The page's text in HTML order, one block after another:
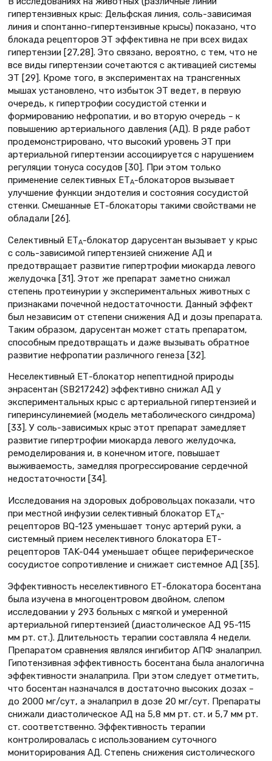
гипертензивных крыс: Дельфская линия, соль-зависимая
линия и спонтанно-гипертензивные крысы) показано, что
блокада рецепторов ЭТ эффективна не при всех видах
гипертензии [27,28]. Это связано, вероятно, с тем, что не
все виды гипертензии сочетаются с активацией системы
ЭТ [29]. Кроме того, в экспериментах на трансгенных
мышах установлено, что избыток ЭТ ведет, в первую
очередь, к гипертрофии сосудистой стенки и
формированию нефропатии, и во вторую очередь – к
повышению артериального давления (АД). В ряде работ
продемонстрировано, что высокий уровень ЭТ при
артериальной гипертензии ассоциируется с нарушением
регуляции тонуса сосудов [30]. При этом только
применение селективных ЕТА-блокаторов вызывает
улучшение функции эндотелия и состояния сосудистой
стенки. Смешанные ЕТ-блокаторы такими свойствами не
обладали [26].
Селективный ЕТА-блокатор дарусентан вызывает у крыс
с соль-зависимой гипертензией снижение АД и
предотвращает развитие гипертрофии миокарда левого
желудочка [31]. Этот же препарат заметно снижал
степень протеинурии у экспериментальных животных с
признаками почечной недостаточности. Данный эффект
был независим от степени снижения АД и дозы препарата.
Таким образом, дарусентан может стать препаратом,
способным предотвращать и даже вызывать обратное
развитие нефропатии различного генеза [32].
Неселективный ЕТ-блокатор непептидной природы
энрасентан (SB217242) эффективно снижал АД у
экспериментальных крыс с артериальной гипертензией и
гиперинсулинемией (модель метаболического синдрома)
[33]. У соль-зависимых крыс этот препарат замедляет
развитие гипертрофии миокарда левого желудочка,
ремоделирования и, в конечном итоге, повышает
выживаемость, замедляя прогрессирование сердечной
недостаточности [34].
Исследования на здоровых добровольцах показали, что
при местной инфузии селективный блокатор ЕТА-
рецепторов BQ-123 уменьшает тонус артерий руки, а
системный прием неселективного блокатора ЕТ-
рецепторов TAK-044 уменьшает общее периферическое
сосудистое сопротивление и снижает системное АД [35].
Эффективность неселективного ЕТ-блокатора босентана
была изучена в многоцентровом двойном, слепом
исследовании у 293 больных с мягкой и умеренной
артериальной гипертензией (диастолическое АД 95-115
мм рт. ст.). Длительность терапии составляла 4 недели.
Препаратом сравнения являлся ингибитор АПФ эналаприл.
Гипотензивная эффективность босентана была аналогична
эффективности эналаприла. При этом следует отметить,
что босентан назначался в достаточно высоких дозах –
до 2000 мг/сут, а эналаприл в дозе 20 мг/сут. Препараты
снижали диастолическое АД на 5,8 мм рт. ст. и 5,7 мм рт.
ст. соответственно. Эффективность терапии
контролировалась с использованием суточного
мониторирования АД. Степень снижения систолического